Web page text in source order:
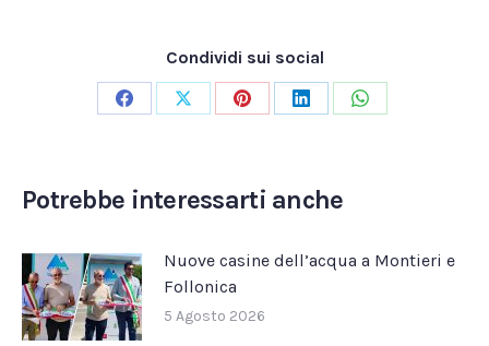
Condividi sui social
CondividiCondividiCondividiCondividiCondividi
Potrebbe interessarti anche
Nuove casine dell’acqua a Montieri e
Follonica
5 Agosto 2026